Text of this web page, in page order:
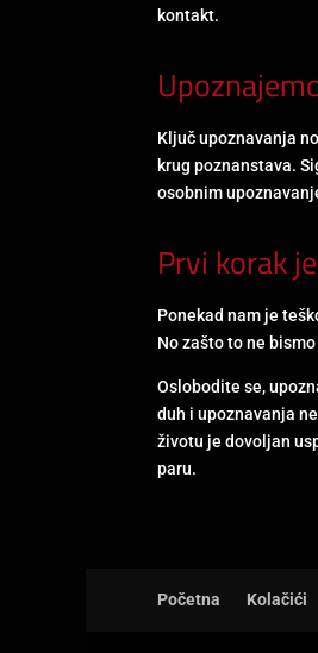
kontakt.
Ključ upoznavanja
krug poznanstava.
osobnim
Prvi korak
Ponekad nam je
No zašto to ne
Oslobodite se,
duh i upoznavanja
životu je dovoljan
paru.
Početna Kolačići